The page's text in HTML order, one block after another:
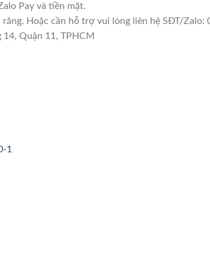
Pay và tiền mặt.
Hoặc cần hỗ trợ vui lòng liên hệ SĐT/
14, Quận 11, TPHCM
1